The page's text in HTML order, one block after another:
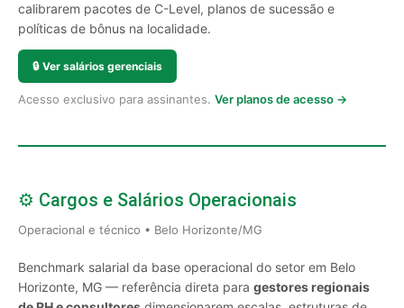
calibrarem pacotes de C-Level, planos de sucessão e
políticas de bônus na localidade.
🔒 Ver salários gerenciais
Acesso exclusivo para assinantes. Ver planos de acesso →
⚙️ Cargos e Salários Operacionais
Operacional e técnico • Belo Horizonte/MG
Benchmark salarial da base operacional do setor em Belo
Horizonte, MG — referência direta para gestores regionais